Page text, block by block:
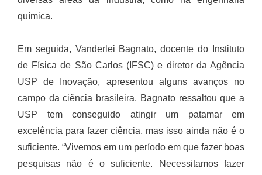
química.
Em seguida, Vanderlei Bagnato, docente do Instituto
de Física de São Carlos (IFSC) e diretor da Agência
USP de Inovação, apresentou alguns avanços no
campo da ciência brasileira. Bagnato ressaltou que a
USP tem conseguido atingir um patamar em
excelência para fazer ciência, mas isso ainda não é o
suficiente. “Vivemos em um período em que fazer boas
pesquisas não é o suficiente. Necessitamos fazer